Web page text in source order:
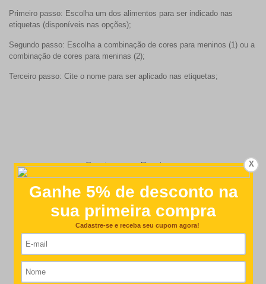
Primeiro passo: Escolha um dos alimentos para ser indicado nas
etiquetas (disponíveis nas opções);
Segundo passo: Escolha a combinação de cores para meninos (1) ou a
combinação de cores para meninas (2);
Terceiro passo: Cite o nome para ser aplicado nas etiquetas;
Customer Reviews
5 Based on 6 reviews
Write A Review
X